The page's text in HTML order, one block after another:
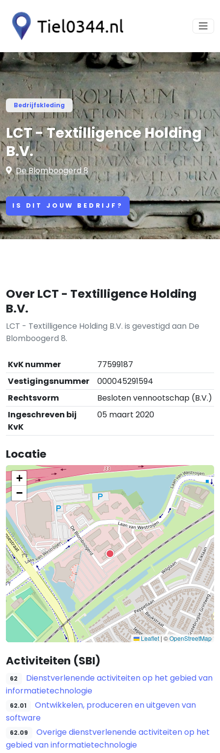
Bedrijfskleding
LCT - Textilligence Holding
B.V.
De Blomboogerd 8
IS DIT JOUW BEDRIJF?
Over LCT - Textilligence Holding
B.V.
LCT - Textilligence Holding B.V. is gevestigd aan De
Blomboogerd 8.
KvK nummer
77599187
Vestigingsnummer
000045291594
Rechtsvorm
Besloten vennootschap (B.V.)
Ingeschreven bij
KvK
05 maart 2020
Locatie
+
−
Leaflet | ©OpenStreetMap
Activiteiten (SBI)
62
Dienstverlenende activiteiten op het gebied van
informatietechnologie
62.01
Ontwikkelen, produceren en uitgeven van
software
62.09
Overige dienstverlenende activiteiten op het
gebied van informatietechnologie